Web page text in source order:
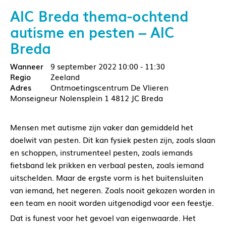
AIC Breda thema-ochtend
autisme en pesten – AIC
Breda
9 september 2022 10:00 - 11:30
Zeeland
Ontmoetingscentrum De Vlieren
Monseigneur Nolensplein 1 4812 JC Breda
Mensen met autisme zijn vaker dan gemiddeld het
doelwit van pesten. Dit kan fysiek pesten zijn, zoals slaan
en schoppen, instrumenteel pesten, zoals iemands
fietsband lek prikken en verbaal pesten, zoals iemand
uitschelden. Maar de ergste vorm is het buitensluiten
van iemand, het negeren. Zoals nooit gekozen worden in
een team en nooit worden uitgenodigd voor een feestje.
Dat is funest voor het gevoel van eigenwaarde. Het